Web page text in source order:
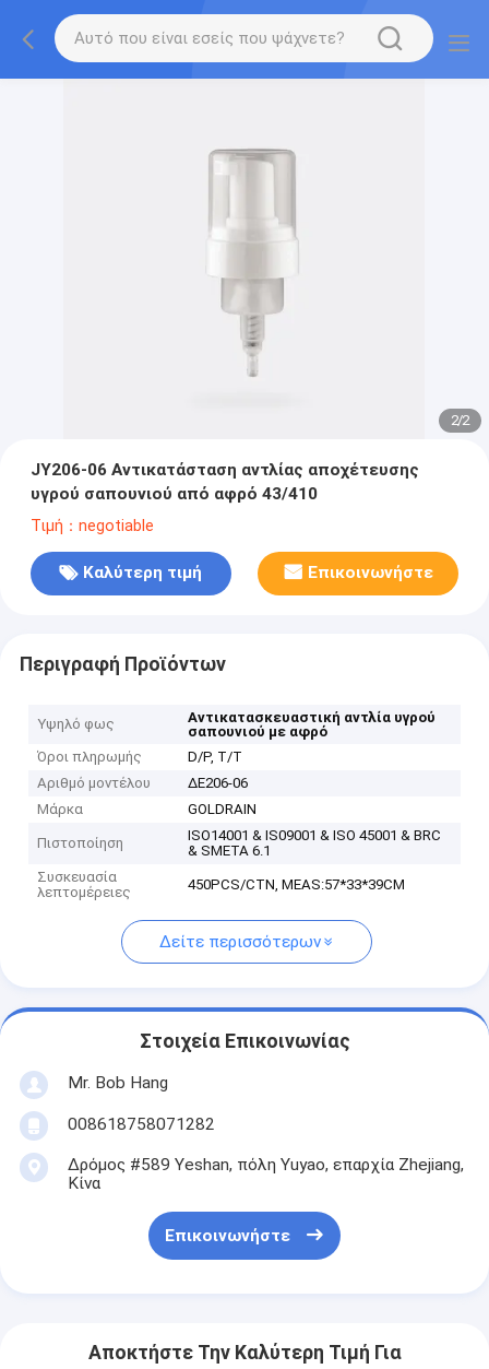
2/2
JY206-06 Αντικατάσταση αντλίας αποχέτευσης
υγρού σαπουνιού από αφρό 43/410
Τιμή：negotiable
Καλύτερη τιμή Επικοινωνήστε
Περιγραφή Προϊόντων
Υψηλό φως
Αντικατασκευαστική αντλία υγρού
σαπουνιού με αφρό
Όροι πληρωμής
D/P, T/T
Αριθμό μοντέλου
ΔΕ206-06
Μάρκα
GOLDRAIN
Πιστοποίηση
ISO14001 & IS09001 & ISO 45001 & BRC
& SMETA 6.1
Συσκευασία
λεπτομέρειες
450PCS/CTN, MEAS:57*33*39CM
Δείτε περισσότερων
Στοιχεία Επικοινωνίας
Mr. Bob Hang
008618758071282
Δρόμος #589 Yeshan, πόλη Yuyao, επαρχία Zhejiang,
Κίνα
Επικοινωνήστε
Αποκτήστε Την Καλύτερη Τιμή Για